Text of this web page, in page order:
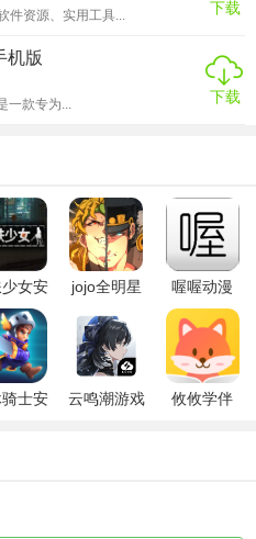
网页、图片、视频等资源，
新，确保用户获取最新信息。
或应用商店下载并安装微软必
界面。
入需要搜索的关键词或短语。
件资源、实用工具...
下载
机版
一款专为...
下载
女安
版
jojo全明星
物
喔喔动漫
士安
云鸣潮游戏 攸攸学伴